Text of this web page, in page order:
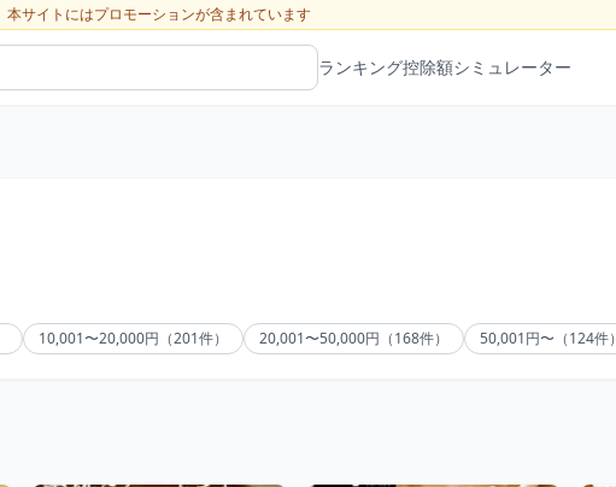
本サイトにはプロモーションが含まれています
ランキング控除額シミュレーター
10,001〜20,000円（201件） 20,001〜50,000円（168件） 50,001円〜（124件）